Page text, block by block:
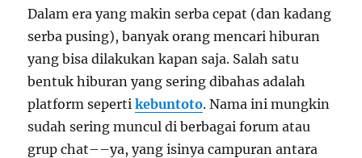
Dalam era yang makin serba cepat (dan kadang
serba pusing), banyak orang mencari hiburan
yang bisa dilakukan kapan saja. Salah satu
bentuk hiburan yang sering dibahas adalah
platform sepertikebuntoto. Nama ini mungkin
sudah sering muncul di berbagai forum atau
grup chat––ya, yang isinya campuran antara